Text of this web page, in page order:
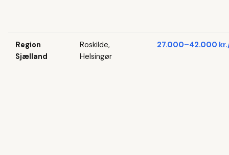
Region
Sjælland
Roskilde,
Helsingør
27.000–42.000